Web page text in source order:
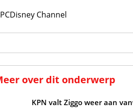
Disney Channel
over dit onderwerp
KPN valt Ziggo weer aan